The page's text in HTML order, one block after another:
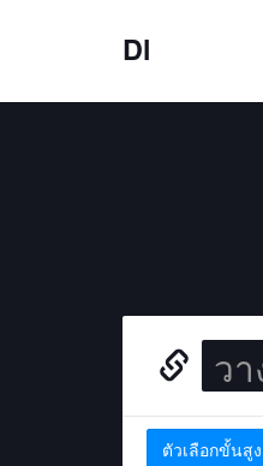
Dl
ตัวเลือกขั้นสูง